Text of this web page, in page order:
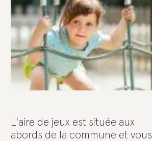
L'aire de jeux est située aux
abords de la commune et vous